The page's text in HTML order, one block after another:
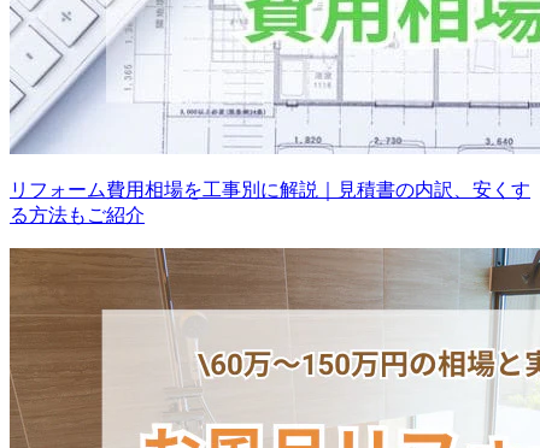
リフォーム費用相場を工事別に解説｜見積書の内訳、安くす
る方法もご紹介